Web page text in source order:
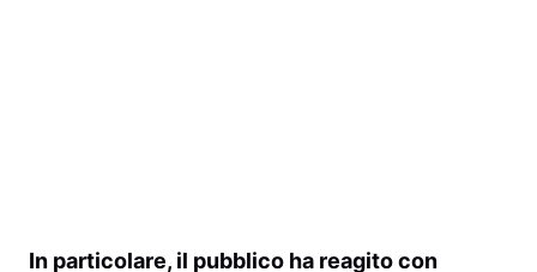
In particolare, il pubblico ha reagito con